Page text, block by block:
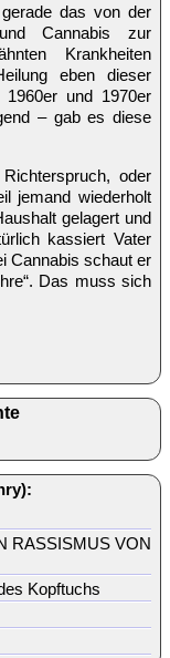
das von der
Cannabis zur
Krankheiten
eben dieser
und 1970er
– gab es diese
oder
jemand wiederholt
gelagert und
kassiert Vater
Cannabis schaut er
Das muss sich
RASSISMUS VON
Kopftuchs